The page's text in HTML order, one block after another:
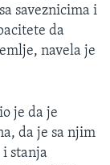
saveznicima i
da
navela je
je da je
da je sa njim
stanja